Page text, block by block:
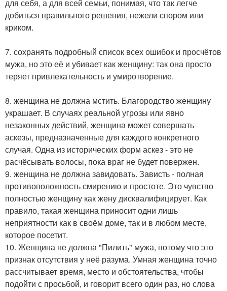
для себя, а для всей семьи, понимая, что так легче
добиться правильного решения, нежели спором или
криком.
7. сохранять подробный список всех ошибок и просчётов
мужа, но это её и убивает как женщину: так она просто
теряет привлекательность и умиротворение.
8. женщина не должна мстить. Благородство женщину
украшает. В случаях реальной угрозы или явно
незаконных действий, женщина может совершать
аскезы, предназначенные для каждого конкретного
случая. Одна из исторических форм аскез - это не
расчёсывать волосы, пока враг не будет повержен.
9. женщина не должна завидовать. Зависть - полная
противоположность смирению и простоте. Это чувство
полностью женщину как жену дисквалифицирует. Как
правило, такая женщина приносит одни лишь
неприятности как в своём доме, так и в любом месте,
которое посетит.
10. Женщина не должна "Пилить" мужа, потому что это
признак отсутствия у неё разума. Умная женщина точно
рассчитывает время, место и обстоятельства, чтобы
подойти с просьбой, и говорит всего один раз, но слова